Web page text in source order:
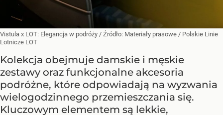
Vistula x LOT: Elegancja w podróży / Źródło: Materiały prasowe / Polskie Linie
Lotnicze LOT
Kolekcja obejmuje damskie i męskie
zestawy oraz funkcjonalne akcesoria
podróżne, które odpowiadają na wyzwania
wielogodzinnego przemieszczania się.
Kluczowym elementem są lekkie,